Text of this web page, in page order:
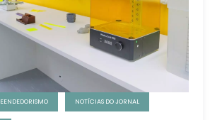
NOTÍCIAS DO JORNAL